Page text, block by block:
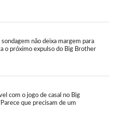
sondagem não deixa margem para
o próximo expulso do Big Brother
com o jogo de casal no Big
que precisam de um